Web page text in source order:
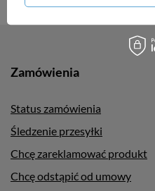
Zamówienia
Status zamówienia
Śledzenie przesyłki
Chcę zareklamować produkt
Chcę odstąpić od umowy